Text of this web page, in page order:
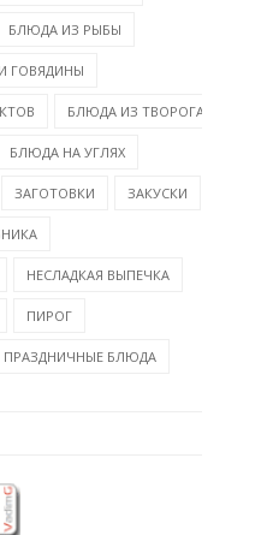
БЛЮДА ИЗ РЫБЫ
ГОВЯДИНЫ
БЛЮДА ИЗ ТВОРОГА
БЛЮДА НА УГЛЯХ
ЗАГОТОВКИ ЗАКУСКИ
НЕСЛАДКАЯ ВЫПЕЧКА
ПИРОГ
ПРАЗДНИЧНЫЕ БЛЮДА